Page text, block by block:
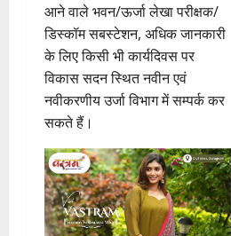
आने वाले भवन/ऊर्जा लेखा परीक्षक/
डिस्कॉम सबस्टेशन, अधिक जानकारी
के लिए किसी भी कार्यदिवस पर
विकास सदन स्थित नवीन एवं
नवीकरणीय उर्जा विभाग में सम्पर्क कर
सकते हैं।